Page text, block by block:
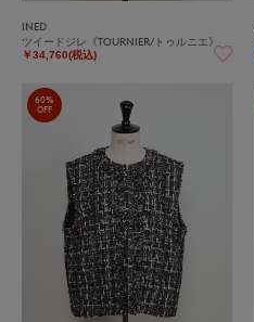
INED
ツイードジレ《TOURNIER/トゥルニエ》
￥34,760(税込)
60%
OFF